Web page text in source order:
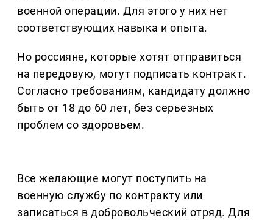
военной операции. Для этого у них нет
соответствующих навыка и опыта.
Но россияне, которые хотят отправиться
на передовую, могут подписать контракт.
Согласно требованиям, кандидату должно
быть от 18 до 60 лет, без серьезных
проблем со здоровьем.
Все желающие могут поступить на
военную службу по контракту или
записаться в добровольческий отряд. Для